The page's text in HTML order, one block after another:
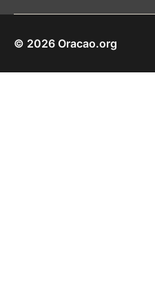
© 2026 Oracao.org